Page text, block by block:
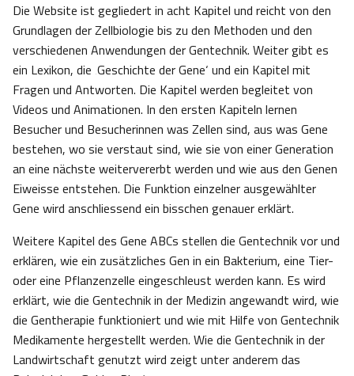
Die Website ist gegliedert in acht Kapitel und reicht von den
Grundlagen der Zellbiologie bis zu den Methoden und den
verschiedenen Anwendungen der Gentechnik. Weiter gibt es
ein Lexikon, die ‚Geschichte der Gene‘ und ein Kapitel mit
Fragen und Antworten. Die Kapitel werden begleitet von
Videos und Animationen. In den ersten Kapiteln lernen
Besucher und Besucherinnen was Zellen sind, aus was Gene
bestehen, wo sie verstaut sind, wie sie von einer Generation
an eine nächste weitervererbt werden und wie aus den Genen
Eiweisse entstehen. Die Funktion einzelner ausgewählter
Gene wird anschliessend ein bisschen genauer erklärt.
Weitere Kapitel des Gene ABCs stellen die Gentechnik vor und
erklären, wie ein zusätzliches Gen in ein Bakterium, eine Tier-
oder eine Pflanzenzelle eingeschleust werden kann. Es wird
erklärt, wie die Gentechnik in der Medizin angewandt wird, wie
die Gentherapie funktioniert und wie mit Hilfe von Gentechnik
Medikamente hergestellt werden. Wie die Gentechnik in der
Landwirtschaft genutzt wird zeigt unter anderem das